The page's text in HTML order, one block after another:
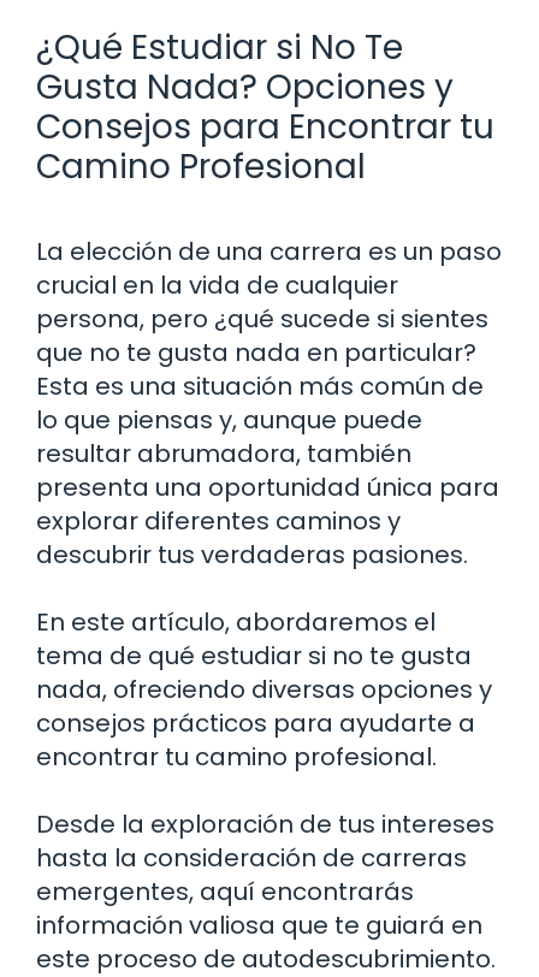
¿Qué Estudiar si No Te
Gusta Nada? Opciones y
Consejos para Encontrar tu
Camino Profesional
La elección de una carrera es un paso
crucial en la vida de cualquier
persona, pero ¿qué sucede si sientes
que no te gusta nada en particular?
Esta es una situación más común de
lo que piensas y, aunque puede
resultar abrumadora, también
presenta una oportunidad única para
explorar diferentes caminos y
descubrir tus verdaderas pasiones.
En este artículo, abordaremos el
tema de qué estudiar si no te gusta
nada, ofreciendo diversas opciones y
consejos prácticos para ayudarte a
encontrar tu camino profesional.
Desde la exploración de tus intereses
hasta la consideración de carreras
emergentes, aquí encontrarás
información valiosa que te guiará en
este proceso de autodescubrimiento.